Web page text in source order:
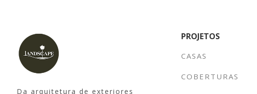
Da arquitetura de exteriores
PROJETOS
CASAS
COBERTURAS